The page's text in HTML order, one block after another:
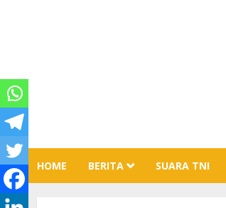
HOME BERITA SUARA TNI